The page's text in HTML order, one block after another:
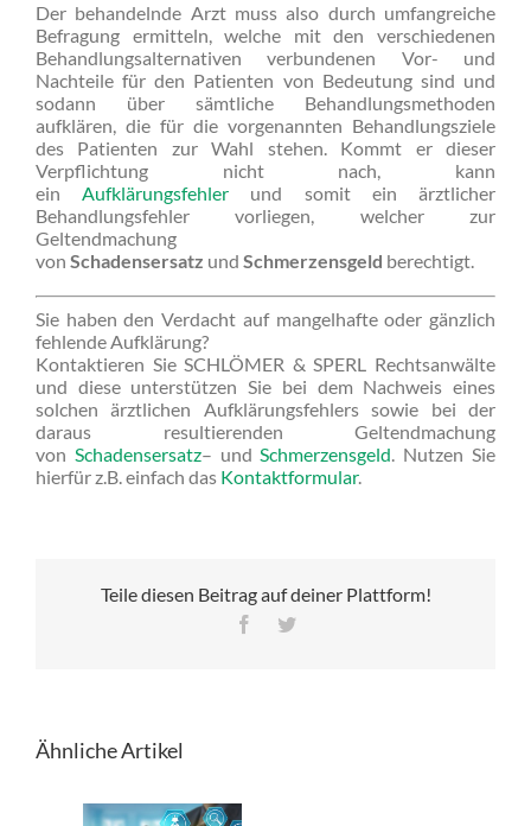
Der behandelnde Arzt muss also durch umfangreiche
Befragung ermitteln, welche mit den verschiedenen
Behandlungsalternativen verbundenen Vor- und
Nachteile für den Patienten von Bedeutung sind und
sodann über sämtliche Behandlungsmethoden
aufklären, die für die vorgenannten Behandlungsziele
des Patienten zur Wahl stehen. Kommt er dieser
Verpflichtung nicht nach, kann
einAufklärungsfehler und somit ein ärztlicher
Behandlungsfehler vorliegen, welcher zur
Geltendmachung
von Schadensersatz und Schmerzensgeld berechtigt.
Sie haben den Verdacht auf mangelhafte oder gänzlich
fehlende Aufklärung?
Kontaktieren Sie SCHLÖMER & SPERL Rechtsanwälte
und diese unterstützen Sie bei dem Nachweis eines
solchen ärztlichen Aufklärungsfehlers sowie bei der
daraus resultierenden Geltendmachung
von Schadensersatz– undSchmerzensgeld. Nutzen Sie
hierfür z.B. einfach das Kontaktformular.
Teile diesen Beitrag auf deiner Plattform!
Facebook
Ähnliche Artikel